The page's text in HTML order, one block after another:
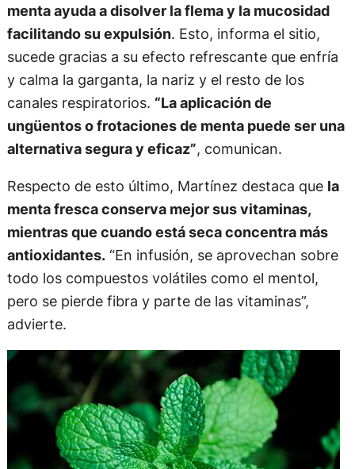
menta ayuda a disolver la flema y la mucosidad
facilitando su expulsión. Esto, informa el sitio,
sucede gracias a su efecto refrescante que enfría
y calma la garganta, la nariz y el resto de los
canales respiratorios. “La aplicación de
ungüentos o frotaciones de menta puede ser una
alternativa segura y eficaz”, comunican.
Respecto de esto último, Martínez destaca que la
menta fresca conserva mejor sus vitaminas,
mientras que cuando está seca concentra más
antioxidantes.“En infusión, se aprovechan sobre
todo los compuestos volátiles como el mentol,
pero se pierde fibra y parte de las vitaminas”,
advierte.